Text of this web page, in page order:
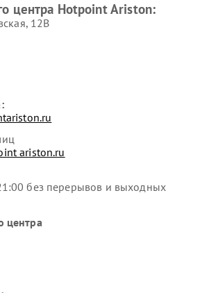
Hotpoint Ariston
центра Hotpoint Ariston:
12В
ariston.ru
без перерывов и выходных
центра